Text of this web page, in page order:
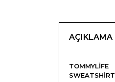
AÇIKLAMA
TOMMYLIFE
SWEATSHIRT